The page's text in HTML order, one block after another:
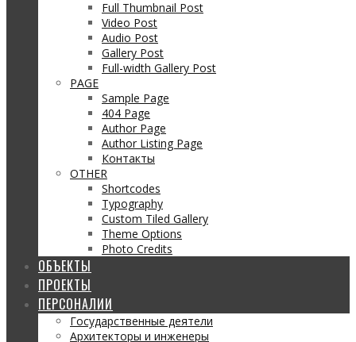
Full Thumbnail Post
Video Post
Audio Post
Gallery Post
Full-width Gallery Post
PAGE
Sample Page
404 Page
Author Page
Author Listing Page
Контакты
OTHER
Shortcodes
Typography
Custom Tiled Gallery
Theme Options
Photo Credits
ОБЪЕКТЫ
ПРОЕКТЫ
ПЕРСОНАЛИИ
Государственные деятели
Архитекторы и инженеры